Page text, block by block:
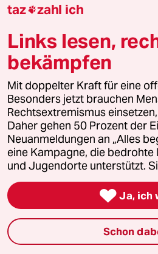
recherchefonds ausland
panterstiftung
panterpreis 2026
Podcast
bundestalk
fernverbindung
klima update°
taz zahl ich
Links lesen,
bekämpfen
Mit doppelter Kraft für eine
Besonders jetzt brauchen
Rechtsextremismus
Daher gehen 50 Prozent der
Neuanmeldungen an „Alles
eine Kampagne, die bedrohte
und Jugendorte unterstützt.
 Ja, ich
Schon